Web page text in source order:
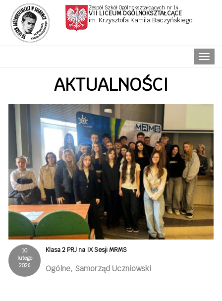
Zespół Szkół Ogólnokształcących nr 14
VII LICEUM OGÓLNOKSZTAŁCĄCE
im. Krzysztofa Kamila Baczyńskiego
AKTUALNOŚCI
10
lutego
2026
Klasa 2 PRJ na IX Sesji MRMS
Ogólne, Samorząd Uczniowski